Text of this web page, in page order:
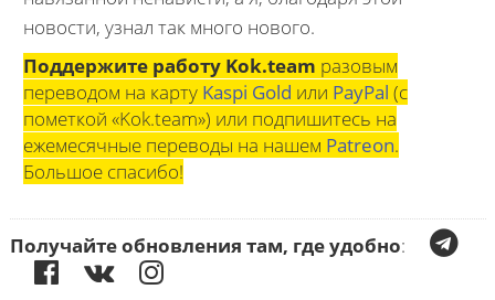
новости, узнал так много нового.
Поддержите работу Kok.team разовым
переводом на карту Kaspi Gold или PayPal (с
пометкой «Kok.team») или подпишитесь на
ежемесячные переводы на нашем Patreon.
Большое спасибо!
Получайте обновления там, где удобно: